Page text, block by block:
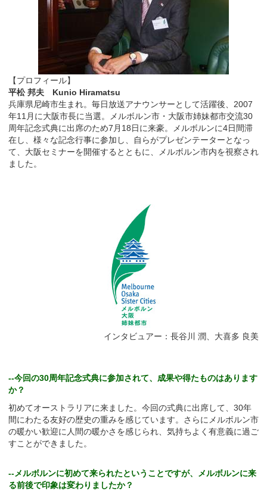
【プロフィール】
平松 邦夫 Kunio Hiramatsu
兵庫県尼崎市生まれ。毎日放送アナウンサーとして活躍後、2007
年11月に大阪市長に当選。メルボルン市・大阪市姉妹都市交流30
周年記念式典に出席のため7月18日に来豪。メルボルンに4日間滞
在し、様々な記念行事に参加し、自らがプレゼンテーターとなっ
て、大阪セミナーを開催するとともに、メルボルン市内を視察され
ました。
インタビュアー：長谷川 潤、大喜多 良美
--今回の30周年記念式典に参加されて、成果や得たものはあります
か？
初めてオーストラリアに来ました。今回の式典に出席して、30年
間にわたる友好の歴史の重みを感じています。さらにメルボルン市
の暖かい歓迎に人間の暖かさを感じられ、気持ちよく有意義に過ご
すことができました。
--メルボルンに初めて来られたということですが、メルボルンに来
る前後で印象は変わりましたか？